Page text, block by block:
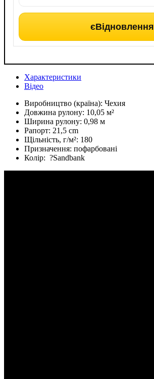
єВідновлення
Характеристики
Відео
Виробництво (країна): Чехия
Довжина рулону: 10,05 м²
Ширина рулону: 0,98 м
Рапорт: 21,5 cm
Щільність, г/м²: 180
Призначення: пофарбовані
Колір: ?Sandbank